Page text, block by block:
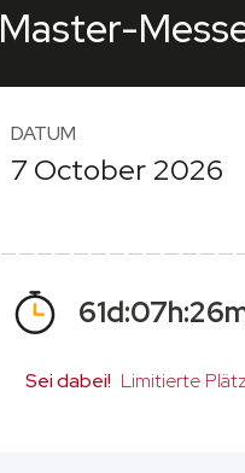
Master-
DATUM
7 October 2026
61d:07h:26
Sei dabei! Limitierte